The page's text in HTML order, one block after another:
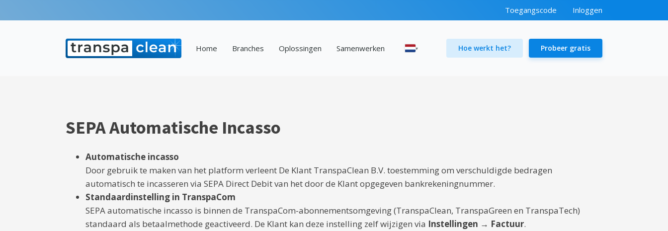
Toegangscode Inloggen
Home Branches Oplossingen Samenwerken ▾ Hoe werkt het? Probeer gratis
SEPA Automatische Incasso
Automatische incasso
Door gebruik te maken van het platform verleent De Klant TranspaClean B.V. toestemming om verschuldigde bedragen
automatisch te incasseren via SEPA Direct Debit van het door de Klant opgegeven bankrekeningnummer.
Standaardinstelling in TranspaCom
SEPA automatische incasso is binnen de TranspaCom-abonnementsomgeving (TranspaClean, TranspaGreen en TranspaTech)
standaard als betaalmethode geactiveerd. De Klant kan deze instelling zelf wijzigen via Instellingen → Factuur.